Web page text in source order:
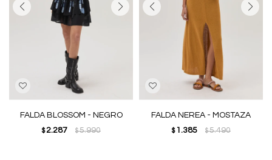
FALDA BLOSSOM - NEGRO
$ 2.287 $5.990
FALDA NEREA - MOSTAZA
$ 1.385 $5.490